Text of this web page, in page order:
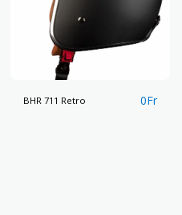
BHR 711 Retro 0Fr